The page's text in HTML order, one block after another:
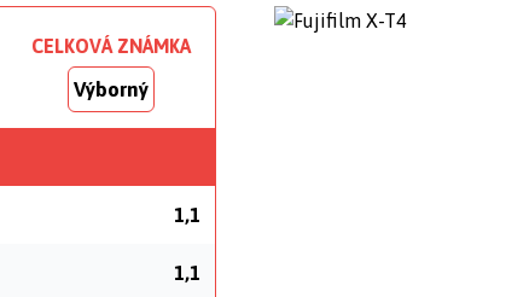
CELKOVÁ ZNÁMKA
Výborný
1,1
1,1